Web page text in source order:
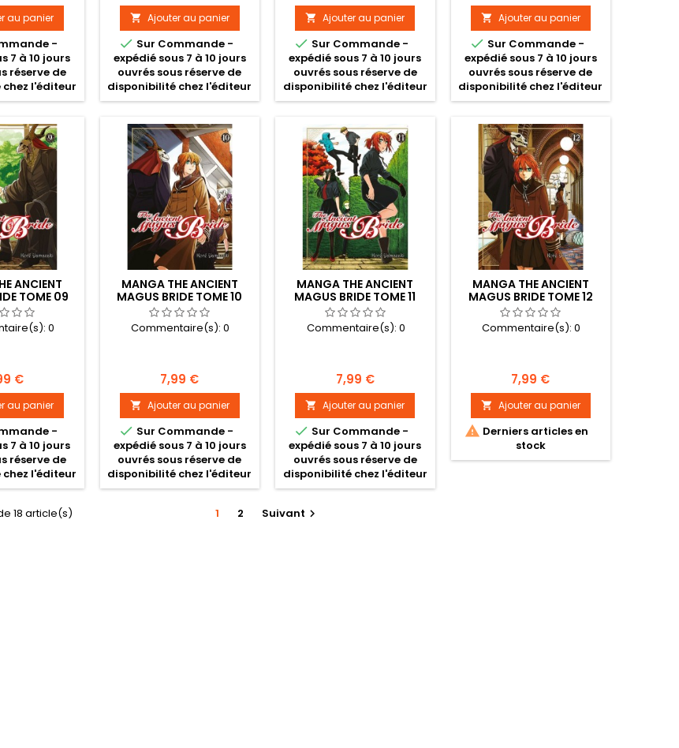
au panier
-
7 à 10 jours
réserve de
l'éditeur
 Ajouter au panier
 Sur Commande -
expédié sous 7 à 10 jours
ouvrés sous réserve de
disponibilité chez l'éditeur
 Ajouter au panier
 Sur Commande -
expédié sous 7 à 10 jours
ouvrés sous réserve de
disponibilité chez l'éditeur
 Ajouter au panier
 Sur Commande -
expédié sous 7 à 10 jours
ouvrés sous réserve de
disponibilité chez l'éditeur
ANCIENT
TOME 09
0
€
au panier
-
7 à 10 jours
réserve de
l'éditeur
MANGA THE ANCIENT
MAGUS BRIDE TOME 10
Commentaire(s):0
Prix
7,99 €
 Ajouter au panier
 Sur Commande -
expédié sous 7 à 10 jours
ouvrés sous réserve de
disponibilité chez l'éditeur
MANGA THE ANCIENT
MAGUS BRIDE TOME 11
Commentaire(s): 0
Prix
7,99 €
 Ajouter au panier
 Sur Commande -
expédié sous 7 à 10 jours
ouvrés sous réserve de
disponibilité chez l'éditeur
MANGA THE ANCIENT
MAGUS BRIDE TOME 12
Commentaire(s):0
Prix
7,99 €
 Ajouter au panier
 Derniers articles en
stock
18 article(s) 1 2 Suivant 